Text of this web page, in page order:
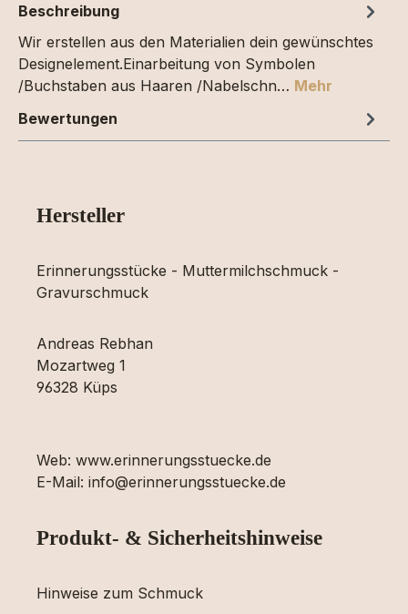
Beschreibung
Wir erstellen aus den Materialien dein gewünschtes
Designelement.Einarbeitung von Symbolen
/Buchstaben aus Haaren /Nabelschn… Mehr
Bewertungen
Hersteller
Erinnerungsstücke - Muttermilchschmuck -
Gravurschmuck
Andreas Rebhan
Mozartweg 1
96328 Küps
Web: www.erinnerungsstuecke.de
E-Mail: info@erinnerungsstuecke.de
Produkt- & Sicherheitshinweise
Hinweise zum Schmuck